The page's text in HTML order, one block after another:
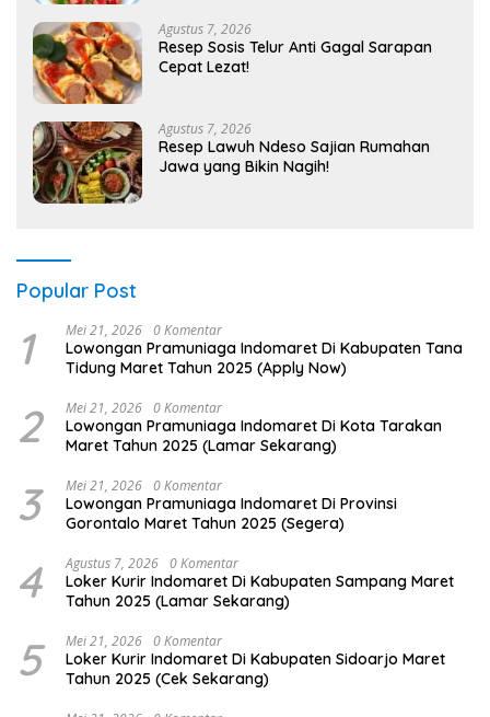
Agustus 7, 2026
Resep Sosis Telur Anti Gagal Sarapan
Cepat Lezat!
Agustus 7, 2026
Resep Lawuh Ndeso Sajian Rumahan
Jawa yang Bikin Nagih!
Popular Post
1 Mei 21, 2026 0 Komentar
Lowongan Pramuniaga Indomaret Di Kabupaten Tana
Tidung Maret Tahun 2025 (Apply Now)
2 Mei 21, 2026 0 Komentar
Lowongan Pramuniaga Indomaret Di Kota Tarakan
Maret Tahun 2025 (Lamar Sekarang)
3 Mei 21, 2026 0 Komentar
Lowongan Pramuniaga Indomaret Di Provinsi
Gorontalo Maret Tahun 2025 (Segera)
4 Agustus 7, 2026 0 Komentar
Loker Kurir Indomaret Di Kabupaten Sampang Maret
Tahun 2025 (Lamar Sekarang)
5 Mei 21, 2026 0 Komentar
Loker Kurir Indomaret Di Kabupaten Sidoarjo Maret
Tahun 2025 (Cek Sekarang)